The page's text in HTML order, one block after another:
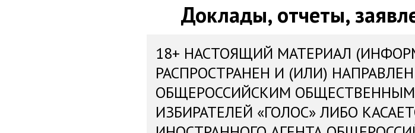
Доклады, отчеты,
18+ НАСТОЯЩИЙ МАТЕРИАЛ
РАСПРОСТРАНЕН И (ИЛИ)
ОБЩЕРОССИЙСКИМ
ИЗБИРАТЕЛЕЙ «ГОЛОС» ЛИБО